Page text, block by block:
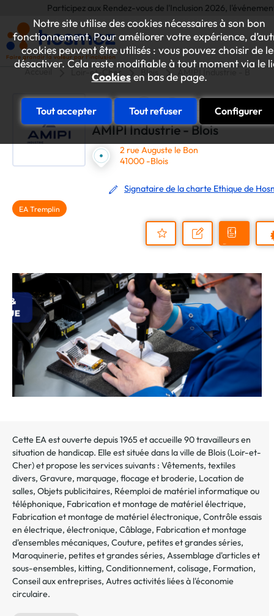
Notre site utilise des cookies nécessaires à son bon
fonctionnement. Pour améliorer votre expérience,
cookies peuvent être utilisés : vous pouvez choisir de
désactiver. Cela reste modifiable à tout moment via le
Cookiesen bas de page.
Tout accepter Tout refuser Configurer
Participez aux Rendez-vous de l'Inclusion 2026, l'événement
Accueil Loir-et-Cher Blois
AMIPI Industrie - Blois
2 rue Auguste le Bon
41000 -Blois
Signataire de la charte Ethique de
EA Tremplin
au
dossier
Nous
Demander
Cette EA est ouverte depuis 1965 et accueille 90 travailleurs en
situation de handicap. Elle est située dans la ville de Blois(Loir-et-
Cher) et propose les services suivants : Vêtements, textiles
divers, Gravure, marquage, flocage et broderie, Location de
salles, Objets publicitaires, Réemploi de matériel informatique ou
téléphonique, Fabrication et montage de matériel électrique,
Fabrication et montage de matériel électronique, Contrôle essais
en électrique, électronique, Câblage, Fabrication et montage
d'ensembles mécaniques, Couture, petites et grandes séries,
Maroquinerie, petites et grandes séries, Assemblage d'articles et
sous-ensembles, kitting, Conditionnement, colisage, Formation,
Conseil aux entreprises, Autres activités liées à l'économie
circulaire.